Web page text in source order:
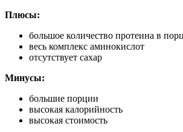
Плюсы:
большое количество протеина в
весь комплекс аминокислот
отсутствует сахар
Минусы:
большие порции
высокая калорийность
высокая стоимость